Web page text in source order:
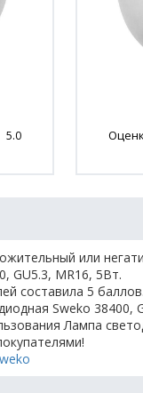
5.0
или
GU5.3, MR16, 5Вт.
составила 5
Sweko 38400,
Лампа